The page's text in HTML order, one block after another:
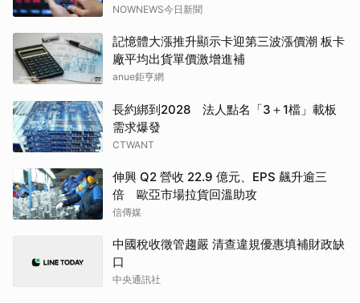
NOWNEWS今日新聞
記憶體大漲推升顯示卡迎第三波漲價潮 板卡
廠平均出貨單價激增進補
anue鉅亨網
長約綁到2028 法人點名「3＋1檔」載板
需求爆發
CTWANT
伸興 Q2 營收 22.9 億元、EPS 飆升逾三
倍 歐亞市場拉貨回溫助攻
信傳媒
中國稅收徵管趨嚴 清查違規優惠填補財政缺
口
中央通訊社